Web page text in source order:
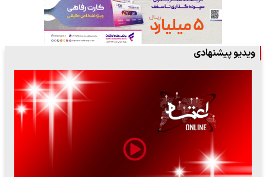
ویدیو پیشنهادی